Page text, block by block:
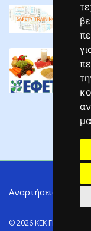
© 2026 ΚΕΚ
Αναρτήσεις